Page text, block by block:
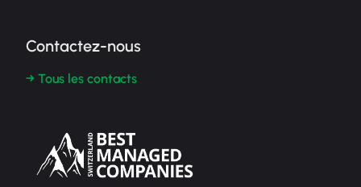
Contactez-nous
→ Tous les contacts